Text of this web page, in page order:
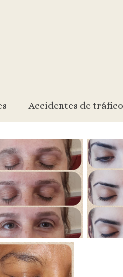
Accidentes de tráfico